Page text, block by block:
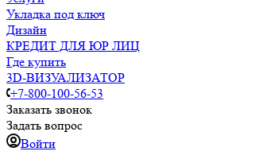
Укладка под ключ
Дизайн
КРЕДИТ ДЛЯ ЮР ЛИЦ
Где купить
3D-ВИЗУАЛИЗАТОР
+7-800-100-56-53
Заказать звонок
Задать вопрос
Войти